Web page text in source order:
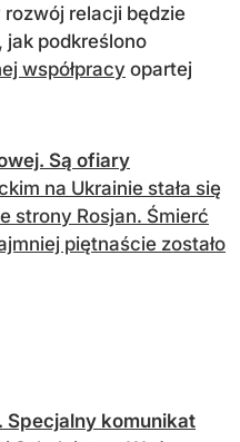
relacji będzie
jak podkreślono
współpracy opartej
Są ofiary
na Ukrainie stała się
strony Rosjan. Śmierć
piętnaście zostało
Specjalny komunikat